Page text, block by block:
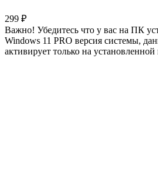
299 ₽
Важно! Убедитесь что у вас на ПК
Windows 11 PRO версия системы,
активирует только на